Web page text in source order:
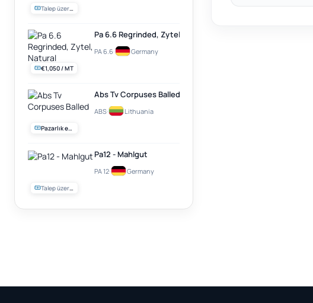
Talep üzerine
€1,050 / MT
Pa 6.6 Regrinded, Zytel, Natural
PA 6.6· Germany
Pazarlık edilebilir
Abs Tv Corpuses Balled
ABS· Lithuania
Talep üzerine
Pa12 - Mahlgut
PA 12· Germany